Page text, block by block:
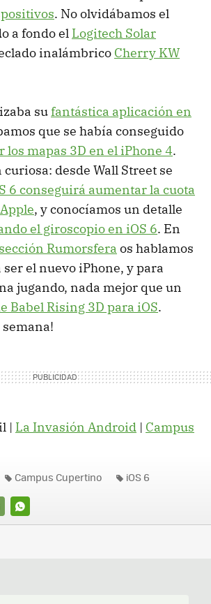
. No olvidábamos el
a fondo el Logitech Solar
inalámbrico Cherry KW
sufantástica aplicación en
que se había conseguido
mapas 3D en el iPhone 4.
desde Wall Street se
6 conseguirá aumentar la cuota
, y conocíamos un detalle
el giroscopio en iOS 6. En
Rumorsfera os hablamos
el nuevo iPhone, y para
jugando, nada mejor que un
Babel Rising 3D para iOS.
semana!
| La Invasión Android | Campus
WHATSAPP
Campus Cupertino iOS 6